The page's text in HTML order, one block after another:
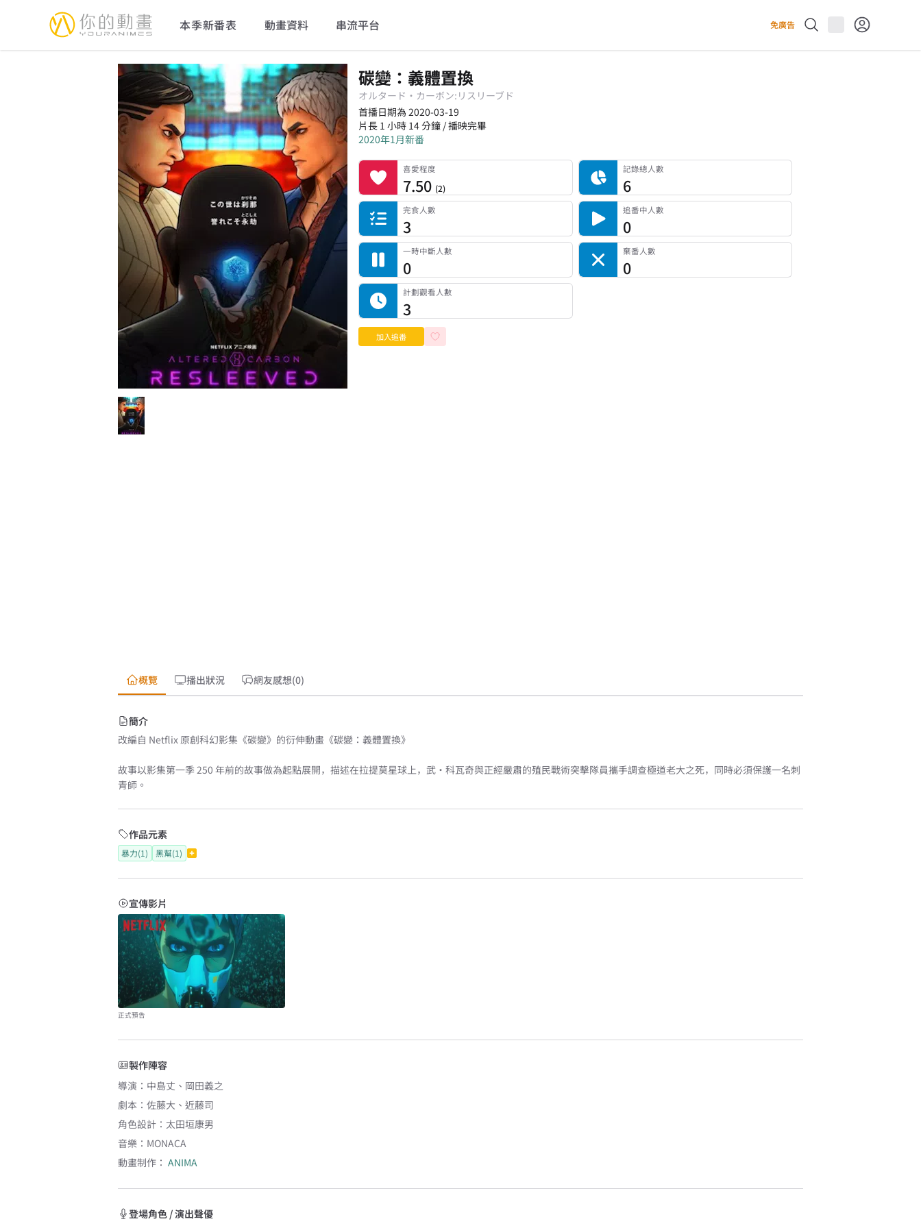
YourAnimes 你的動畫 本季新番表 動畫資料 串流平台 免廣告
碳變：義體置換
オルタード・カーボン:リスリーブド
首播日期為 2020-03-19
片長 1 小時 14 分鐘 / 播映完畢
2020年1月新番
喜愛程度 喜愛程度
7.50 (2)
記錄總人數 記錄總人數
6
完食人數
完食人數
3
追番中人數
追番中人數
0
一時中斷人數
一時中斷人數
0
棄番人數
棄番人數
0
計劃觀看人數
計劃觀看人數
3
加入追番
概覽 播出狀況 網友感想(0)
簡介
改編自 Netflix 原創科幻影集《碳變》的衍伸動畫《碳變：義體置換》
故事以影集第一季 250 年前的故事做為起點展開，描述在拉提莫星球上，武·科瓦奇與正經嚴肅的殖民戰術突擊隊員攜手調查極道老大之死，同時必須保護一名刺
青師。
作品元素
暴力(1) 黑幫(1)
宣傳影片
正式預告
製作陣容
導演 ： 中島丈 、 岡田義之
劇本 ： 佐藤大 、 近藤司
角色設計 ： 太田垣康男
音樂 ： MONACA
動畫制作： ANIMA
登場角色 / 演出聲優